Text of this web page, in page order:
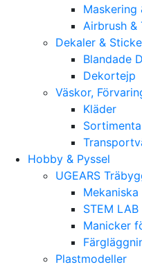
Maskering
Airbrush &
Dekaler &
Blandade
Dekortejp
Väskor,
Kläder
Hobby & Pyssel
UGEARS
STEM LAB
Manicker
Plastmodeller